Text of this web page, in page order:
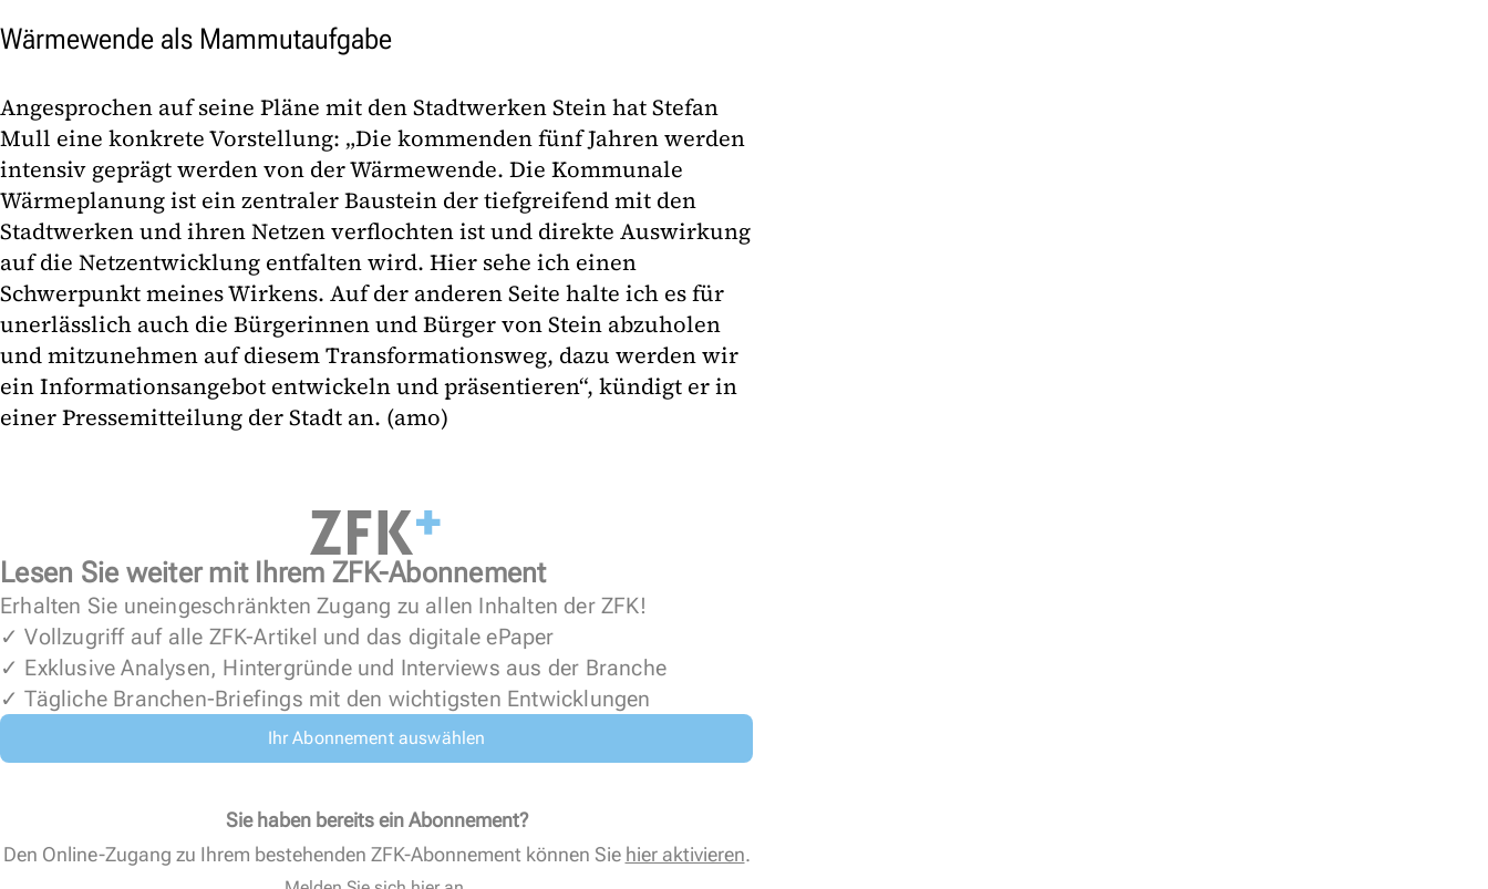
Wärmewende als Mammutaufgabe
Angesprochen auf seine Pläne mit den Stadtwerken Stein hat Stefan
Mull eine konkrete Vorstellung: „Die kommenden fünf Jahren werden
intensiv geprägt werden von der Wärmewende. Die Kommunale
Wärmeplanung ist ein zentraler Baustein der tiefgreifend mit den
Stadtwerken und ihren Netzen verflochten ist und direkte Auswirkung
auf die Netzentwicklung entfalten wird. Hier sehe ich einen
Schwerpunkt meines Wirkens. Auf der anderen Seite halte ich es für
unerlässlich auch die Bürgerinnen und Bürger von Stein abzuholen
und mitzunehmen auf diesem Transformationsweg, dazu werden wir
ein Informationsangebot entwickeln und präsentieren“, kündigt er in
einer Pressemitteilung der Stadt an. (amo)
Lesen Sie weiter mit Ihrem ZFK-Abonnement
Erhalten Sie uneingeschränkten Zugang zu allen Inhalten der ZFK!
✓ Vollzugriff auf alle ZFK-Artikel und das digitale ePaper
✓ Exklusive Analysen, Hintergründe und Interviews aus der Branche
✓ Tägliche Branchen-Briefings mit den wichtigsten Entwicklungen
Ihr Abonnement auswählen
Sie haben bereits ein Abonnement?
Den Online-Zugang zu Ihrem bestehenden ZFK-Abonnement können Sie hier aktivieren.